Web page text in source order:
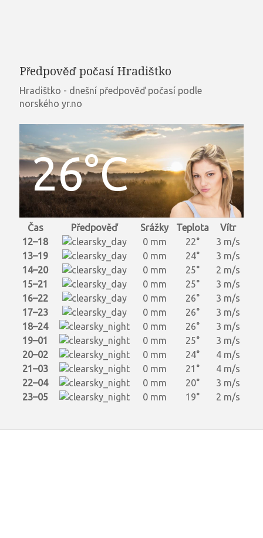
Předpověď počasí Hradištko
Hradištko - dnešní předpověď počasí podle
norského yr.no
26°C
Čas Předpověď Srážky Teplota
Vítr
12–18
0 mm 22°
3 m/s
13–19
0 mm 24°
3 m/s
14–20
0 mm 25°
2 m/s
15–21
0 mm 25°
3 m/s
16–22
0 mm 26°
3 m/s
17–23
0 mm 26°
3 m/s
18–24
0 mm 26°
3 m/s
19–01
0 mm 25°
3 m/s
20–02
0 mm 24°
4 m/s
21–03
0 mm 21°
4 m/s
22–04
0 mm 20°
3 m/s
23–05
0 mm 19° 2 m/s